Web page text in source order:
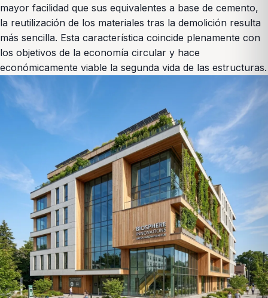
mayor facilidad que sus equivalentes a base de cemento,
la reutilización de los materiales tras la demolición resulta
más sencilla. Esta característica coincide plenamente con
los objetivos de la economía circular y hace
económicamente viable la segunda vida de las estructuras.